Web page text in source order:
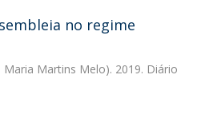
no regime
Martins Melo). 2019. Diário